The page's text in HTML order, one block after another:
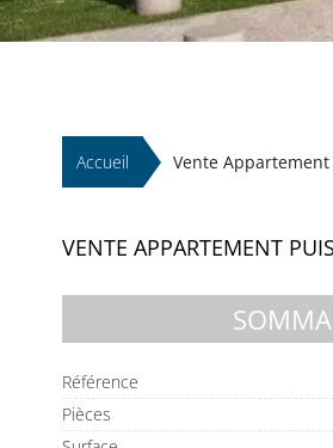
Accueil Vente Appartement
VENTE APPARTEMENT
Référence
Pièces